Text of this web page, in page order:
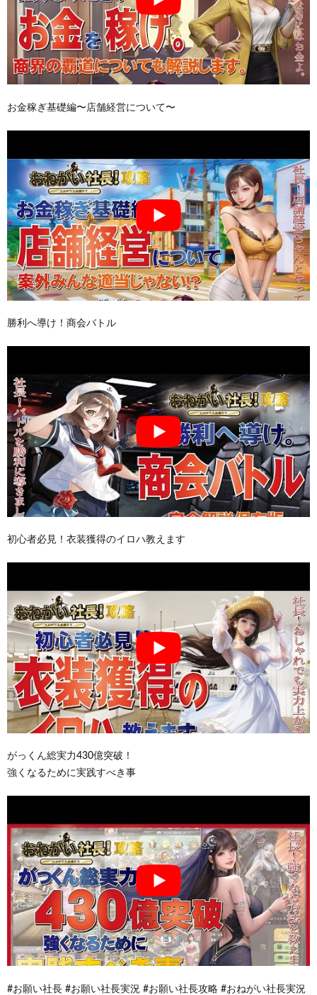
お金稼ぎ基礎編〜店舗経営について〜
勝利へ導け！商会バトル
初心者必見！衣装獲得のイロハ教えます
がっくん総実力430億突破！
強くなるために実践すべき事
#お願い社長 #お願い社長実況 #お願い社長攻略 #おねがい社長実況